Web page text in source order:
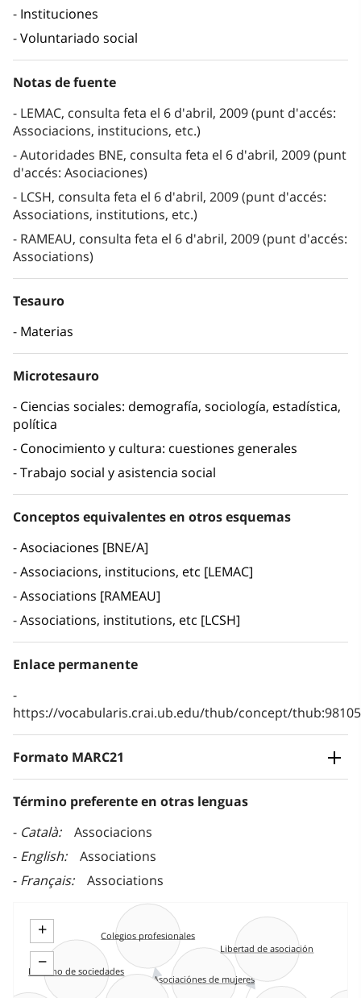
Instituciones
Voluntariado social
Notas de fuente
LEMAC, consulta feta el 6 d'abril, 2009 (punt d'accés:
Associacions, institucions, etc.)
Autoridades BNE, consulta feta el 6 d'abril, 2009 (punt
d'accés: Asociaciones)
LCSH, consulta feta el 6 d'abril, 2009 (punt d'accés:
Associations, institutions, etc.)
RAMEAU, consulta feta el 6 d'abril, 2009 (punt d'accés:
Associations)
Tesauro
Materias
Microtesauro
Ciencias sociales: demografía, sociología, estadística,
política
Conocimiento y cultura: cuestiones generales
Trabajo social y asistencia social
Conceptos equivalentes en otros esquemas
Asociaciones [BNE/A]
Associacions, institucions, etc [LEMAC]
Associations [RAMEAU]
Associations, institutions, etc [LCSH]
Enlace permanente
https://vocabularis.crai.ub.edu/thub/concept/
Formato MARC21
Término preferente en otras lenguas
Català
Associacions
English
Associations
Français
Associations
+
−
Asociaciónes de mujeres
Derecho de sociedades
Colegios profesionales
Libertad de asociación